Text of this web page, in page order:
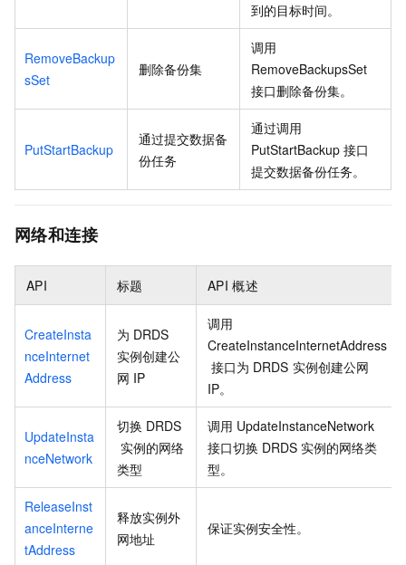
到的目标时间。
RemoveBackup
sSet
删除备份集
调用
RemoveBackupsSet
接口删除备份集。
PutStartBackup
通过提交数据备
份任务
通过调用
PutStartBackup 接口
提交数据备份任务。
网络和连接
API 标题 API 概述
CreateInsta
nceInternet
Address
为 DRDS
实例创建公
网 IP
调用
CreateInstanceInternetAddress
接口为 DRDS 实例创建公网
IP。
UpdateInsta
nceNetwork
切换 DRDS
实例的网络
类型
调用 UpdateInstanceNetwork
接口切换 DRDS 实例的网络类
型。
ReleaseInst
anceInterne
tAddress
释放实例外
网地址
保证实例安全性。